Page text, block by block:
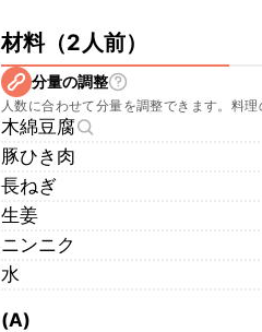
材料（2人前）
分量の調整
人数に合わせて分量を調整できます。料
木綿豆腐
豚ひき肉
長ねぎ
生姜
ニンニク
水
(A)